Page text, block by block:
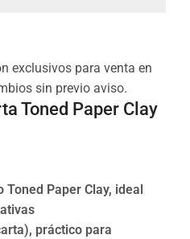
exclusivos para venta en
sin previo aviso.
Toned Paper Clay
Toned Paper Clay, ideal
práctico para